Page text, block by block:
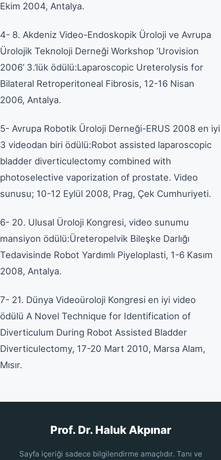
Ekim 2004, Antalya.
4- 8. Akdeniz Video-Endoskopik Üroloji ve Avrupa
Ürolojik Teknoloji Derneği Workshop ‘Urovision
2006’ 3.’lük ödülü:Laparoscopic Ureterolysis for
Bilateral Retroperitoneal Fibrosis, 12-16 Nisan
2006, Antalya.
5- Avrupa Robotik Üroloji Derneği-ERUS 2008 en iyi
3 videodan biri ödülü:Robot assisted laparoscopic
bladder diverticulectomy combined with
photoselective vaporization of prostate. Video
sunusu; 10-12 Eylül 2008, Prag, Çek Cumhuriyeti.
6- 20. Ulusal Üroloji Kongresi, video sunumu
mansiyon ödülü:Üreteropelvik Bileşke Darlığı
Tedavisinde Robot Yardımlı Piyeloplasti, 1-6 Kasım
2008, Antalya.
7- 21. Dünya Videoüroloji Kongresi en iyi video
ödülü A Novel Technique for Identification of
Diverticulum During Robot Assisted Bladder
Diverticulectomy, 17-20 Mart 2010, Marsa Alam,
Mısır.
Prof. Dr. Haluk Akpınar
Sayfa içeriği sadece bilgilendirme amaçlıdır. Tanı ve